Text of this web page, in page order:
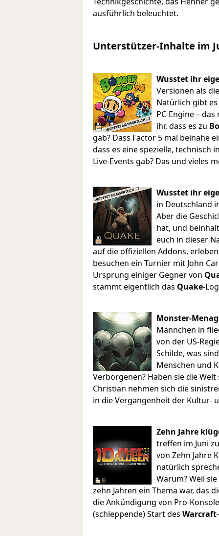
ausführlich beleuchtet.
Unterstützer-Inhalte im
Wusstet ihr
Versionen als
Natürlich gibt
PC-Engine –
ihr, dass es zu
gab? Dass Factor 5 mal beinahe
dass es eine spezielle, technisch
Live-Events gab? Das und vieles
Wusstet ihr
in Deutschland
Aber die
hat, und
euch in dieser
auf die offiziellen Addons,
besuchen ein Turnier mit John
Ursprung einiger Gegner von
stammt eigentlich das Quake-
Monster-
Männchen in
von der US-
Schilde, was
Menschen und
Verborgenen? Haben sie die
Christian nehmen sich die
in die Vergangenheit der Kultur-
Zehn Jahre
treffen im Juni
von Zehn Jahre
natürlich
Warum? Weil
zehn Jahren ein Thema war, das
die Ankündigung von Pro-
(schleppende) Start des Warcraft